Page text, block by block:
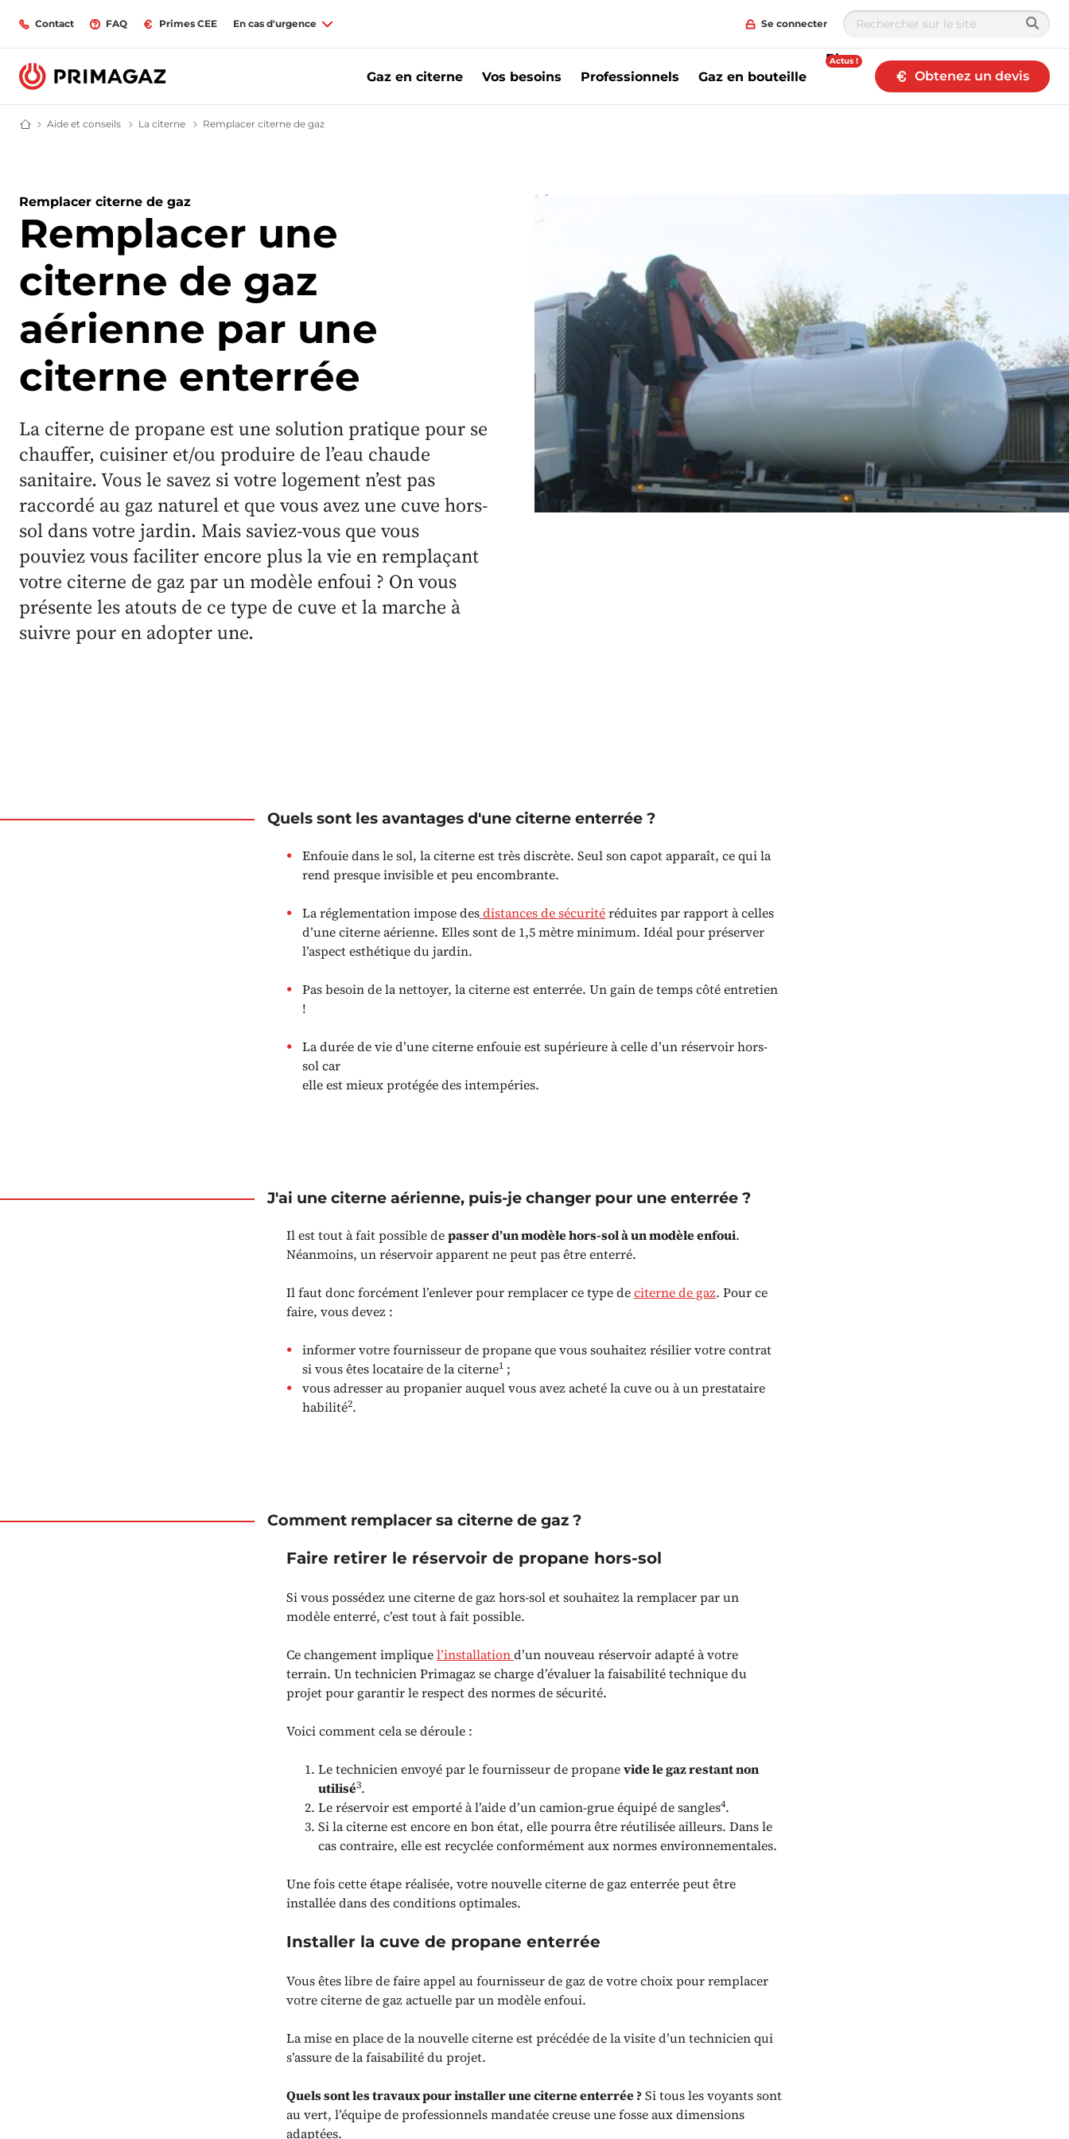
Contact FAQ Primes CEE En cas d'urgence Se connecter
Gaz en citerne Vos besoins Professionnels Gaz en bouteille
Blog
Actus !
Obtenez un devis
Fournisseur gaz butane et propane : citerne, bouteille, GPL | Primagaz
Aide et conseils FAQ - Foire aux questions
La citerne Questions fréquentes sur la citerne de gaz
Remplacer citerne de gaz
Remplacer citerne de gaz
Remplacer une
citerne de gaz
aérienne par une
citerne enterrée
La citerne de propane est une solution pratique pour se
chauffer, cuisiner et/ou produire de l’eau chaude
sanitaire. Vous le savez si votre logement n’est pas
raccordé au gaz naturel et que vous avez une cuve hors-
sol dans votre jardin. Mais saviez-vous que vous
pouviez vous faciliter encore plus la vie en remplaçant
votre citerne de gaz par un modèle enfoui ? On vous
présente les atouts de ce type de cuve et la marche à
suivre pour en adopter une.
Quels sont les avantages d'une citerne enterrée ?
Enfouie dans le sol, la citerne est très discrète. Seul son capot apparaît, ce qui la
rend presque invisible et peu encombrante.
La réglementation impose desdistances de sécuritéréduites par rapport à celles
d’une citerne aérienne. Elles sont de 1,5 mètre minimum. Idéal pour préserver
l’aspect esthétique du jardin.
Pas besoin de la nettoyer, la citerne est enterrée. Un gain de temps côté entretien
!
La durée de vie d’une citerne enfouie est supérieure à celle d’un réservoir hors-
sol car
elle est mieux protégée des intempéries.
J'ai une citerne aérienne, puis-je changer pour une enterrée ?
Il est tout à fait possible depasser d’un modèle hors-sol à un modèle enfoui.
Néanmoins, un réservoir apparent ne peut pas être enterré.
Il faut donc forcément l’enlever pour remplacer ce type deciterne de gaz. Pour ce
faire, vous devez :
informer votre fournisseur de propane que vous souhaitez résilier votre contrat
si vous êtes locataire de la citerne1 ;
vous adresser au propanier auquel vous avez acheté la cuve ou à un prestataire
habilité2.
Comment remplacer sa citerne de gaz ?
Faire retirer le réservoir de propane hors-sol
Si vous possédez une citerne de gaz hors-sol et souhaitez la remplacer par un
modèle enterré, c’est tout à fait possible.
Ce changement impliquel’installationd’un nouveau réservoir adapté à votre
terrain. Un technicien Primagaz se charge d’évaluer la faisabilité technique du
projet pour garantir le respect des normes de sécurité.
Voici comment cela se déroule :
Le technicien envoyé par le fournisseur de propanevide le gaz restant non
utilisé3.
Le réservoir est emporté à l’aide d’un camion-grue équipé de sangles4.
Si la citerne est encore en bon état, elle pourra être réutilisée ailleurs. Dans le
cas contraire, elle est recyclée conformément aux normes environnementales.
Une fois cette étape réalisée, votre nouvelle citerne de gaz enterrée peut être
installée dans des conditions optimales.
Installer la cuve de propane enterrée
Vous êtes libre de faire appel au fournisseur de gaz de votre choix pour remplacer
votre citerne de gaz actuelle par un modèle enfoui.
La mise en place de la nouvelle citerne est précédée de la visite d’un technicien qui
s’assure de la faisabilité du projet.
Quels sont les travaux pour installer une citerne enterrée ?Si tous les voyants sont
au vert, l’équipe de professionnels mandatée creuse une fosse aux dimensions
adaptées.